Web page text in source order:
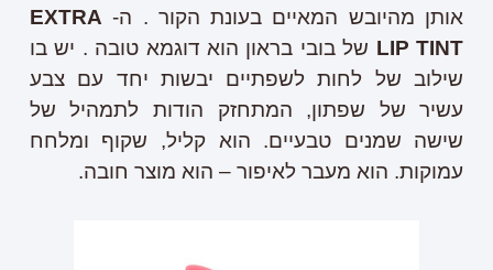
אותן מהיובש המאיים בעונת הקור . ה- EXTRA
LIP TINT של בובי בראון הוא דוגמא טובה . יש בו
שילוב של לחות לשפתיים יבשות יחד עם צבע
עשיר של שפתון, המתחזק הודות לתמהיל של
שישה שמנים טבעיים. הוא קליל, שקוף ומלחח
עמוקות. הוא מעבר לאיפור – הוא מוצר חובה.